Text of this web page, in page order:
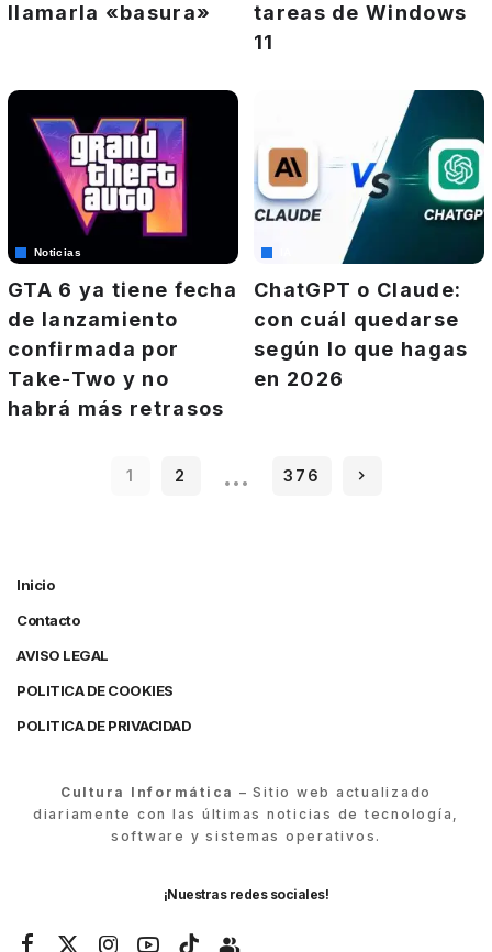
llamarla «basura»
tareas de Windows
11
Noticias
GTA 6 ya tiene fecha
de lanzamiento
confirmada por
Take-Two y no
habrá más retrasos
ChatGPT o Claude:
con cuál quedarse
según lo que hagas
en 2026
1 2 … 376
Inicio
Contacto
AVISO LEGAL
POLITICA DE COOKIES
POLITICA DE PRIVACIDAD
Cultura Informática – Sitio web actualizado
diariamente con las últimas noticias de tecnología,
software y sistemas operativos.
¡Nuestras redes sociales!